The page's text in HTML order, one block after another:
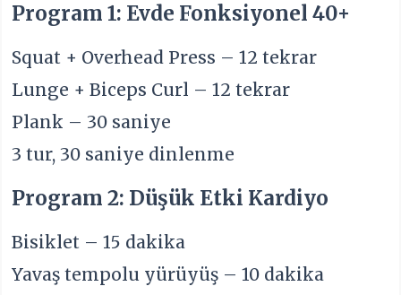
Program 1: Evde Fonksiyonel 40+
Squat + Overhead Press – 12 tekrar
Lunge + Biceps Curl – 12 tekrar
Plank – 30 saniye
3 tur, 30 saniye dinlenme
Program 2: Düşük Etki Kardiyo
Bisiklet – 15 dakika
Yavaş tempolu yürüyüş – 10 dakika